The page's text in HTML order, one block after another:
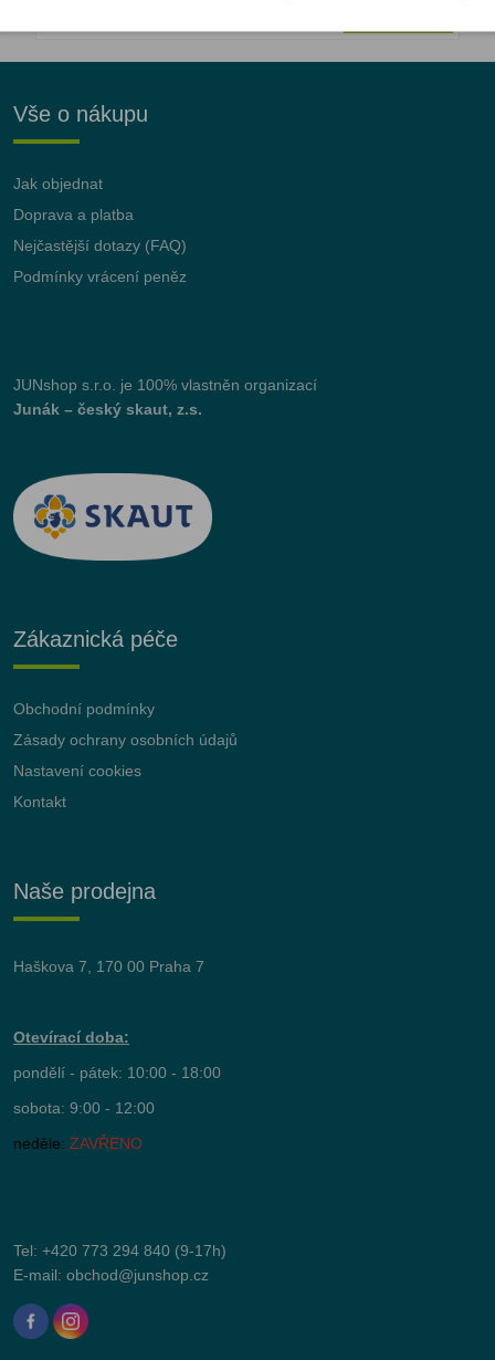
Vše o nákupu
Jak objednat
Doprava a platba
Nejčastější dotazy (FAQ)
Podmínky vrácení peněz
JUNshop s.r.o.
je 100% vlastněn organizací
Junák – český skaut, z.s.
Zákaznická péče
Obchodní podmínky
Zásady ochrany osobních údajů
Nastavení cookies
Kontakt
Naše prodejna
Haškova 7, 170 00 Praha 7
Otevírací doba:
pondělí - pátek: 10:00 - 18:00
sobota: 9:00 - 12:00
neděle: ZAVŘENO
Tel: +420 773 294 840 (9-17h)
E-mail: obchod@junshop.cz